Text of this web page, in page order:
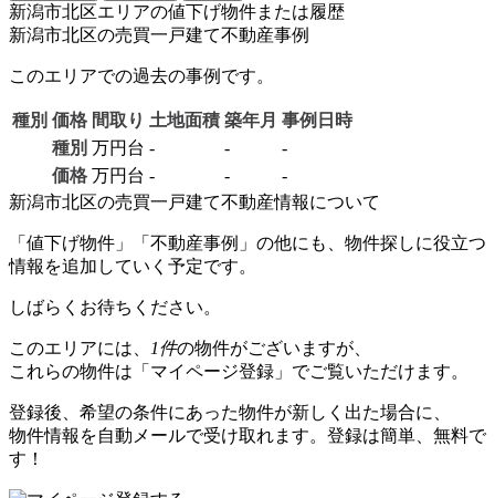
新潟市北区エリアの値下げ物件または履歴
新潟市北区の売買一戸建て不動産事例
このエリアでの過去の事例です。
種別 価格 間取り 土地面積 築年月 事例日時
種別 万円台 - -
-
価格 万円台 - -
-
新潟市北区の売買一戸建て不動産情報について
「値下げ物件」「不動産事例」の他にも、物件探しに役立つ
情報を追加していく予定です。
しばらくお待ちください。
このエリアには、 1件の物件がございますが、
これらの物件は「マイページ登録」でご覧いただけます。
登録後、希望の条件にあった物件が新しく出た場合に、
物件情報を自動メールで受け取れます。登録は簡単、無料で
す！